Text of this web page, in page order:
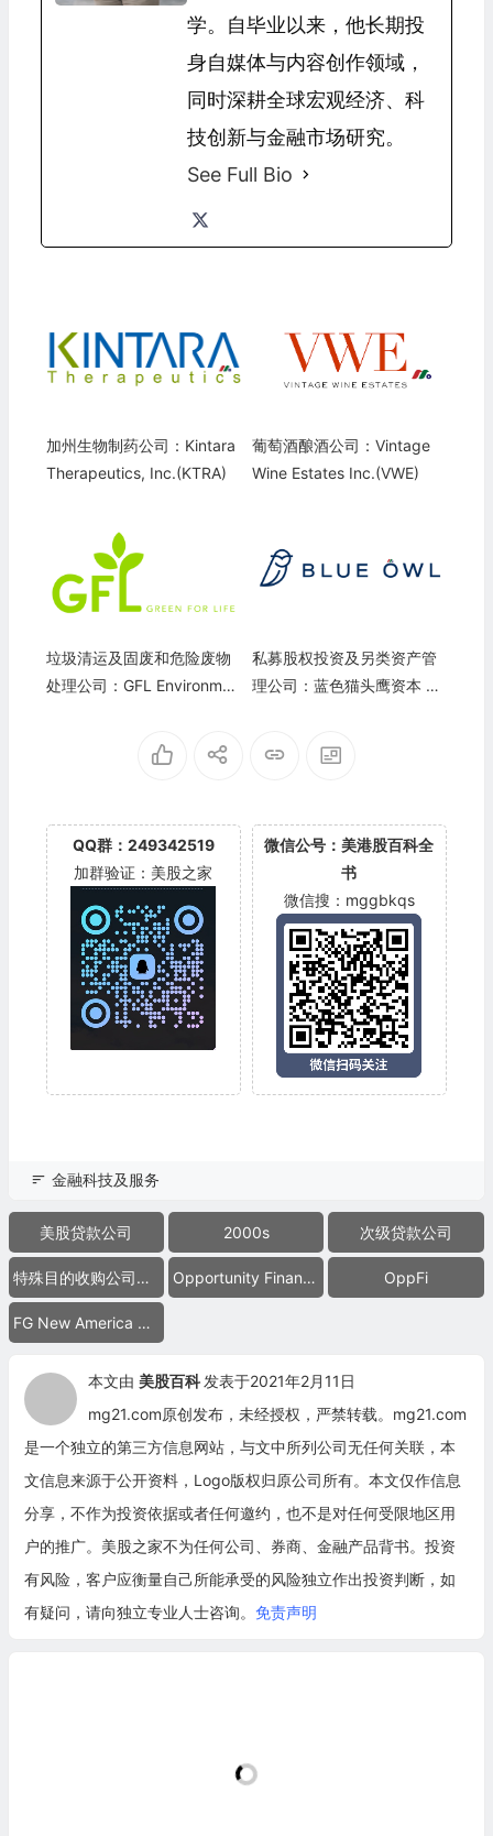
学。自毕业以来，他长期投
身自媒体与内容创作领域，
同时深耕全球宏观经济、科
技创新与金融市场研究。
See Full Bio
加州生物制药公司：Kintara
Therapeutics, Inc.(KTRA)
葡萄酒酿酒公司：Vintage
Wine Estates Inc.(VWE)
垃圾清运及固废和危险废物
处理公司：GFL Environmen
私募股权投资及另类资产管
理公司：蓝色猫头鹰资本 Bl
QQ群：249342519
加群验证：美股之家
微信公号：美港股百科全
书
微信搜：mggbkqs
金融科技及服务
美股贷款公司 2000s 次级贷款公司
特殊目的收购公司合并上市 Opportunity Financial OppFi
FG New America Acquisition Corp.
本文由 美股百科 发表于2021年2月11日
mg21.com原创发布，未经授权，严禁转载。mg21.com
是一个独立的第三方信息网站，与文中所列公司无任何关联，本
文信息来源于公开资料，Logo版权归原公司所有。本文仅作信息
分享，不作为投资依据或者任何邀约，也不是对任何受限地区用
户的推广。美股之家不为任何公司、券商、金融产品背书。投资
有风险，客户应衡量自己所能承受的风险独立作出投资判断，如
有疑问，请向独立专业人士咨询。 免责声明